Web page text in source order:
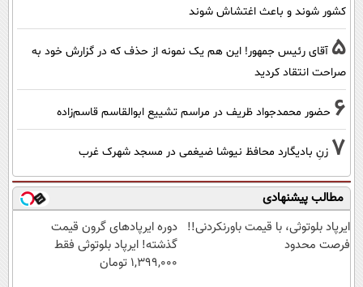
کشور شوند و باعث اغتشاش شوند
5 آقای رئیس جمهور! این هم یک نمونه از حذف که در گزارش خود به
صراحت انتقاد کردید
6 حضور محمدجواد ظریف در مراسم تشییع ابوالقاسم قاسم‌زاده
7 زنِ بادیگارد محافظ نیوشا ضیغمی در مسجد شهرک غرب
مطالب پیشنهادی
ایرپاد بلوتوثی، با قیمت باورنکردنی!!
فرصت محدود
دوره ایرپاد‌های گرون قیمت
گذشته! ایرپاد بلوتوثی فقط
1,399,000 تومان